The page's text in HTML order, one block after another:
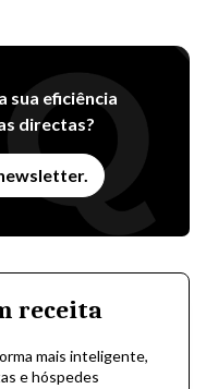
sua eficiência
directas?
receita
mais inteligente,
e hóspedes